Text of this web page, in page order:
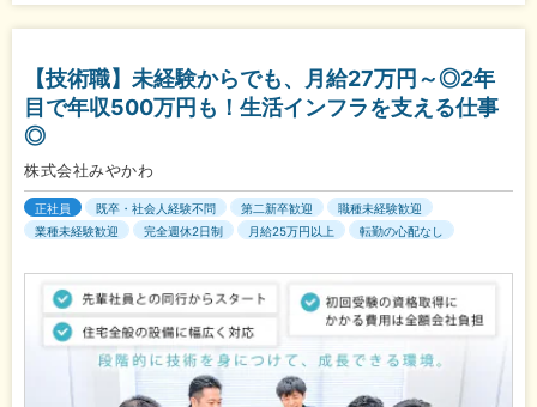
【技術職】未経験からでも、月給27万円～◎2年
目で年収500万円も！生活インフラを支える仕事
◎
株式会社みやかわ
正社員 既卒・社会人経験不問 第二新卒歓迎
職種未経験歓迎
業種未経験歓迎
完全週休2日制 月給25万円以上 転勤の心配なし